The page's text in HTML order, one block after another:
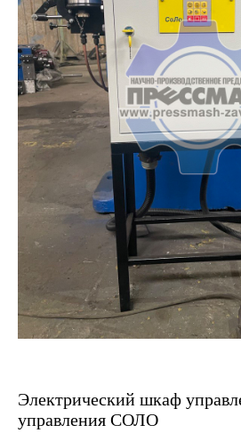
Электрический шкаф
управления СОЛО